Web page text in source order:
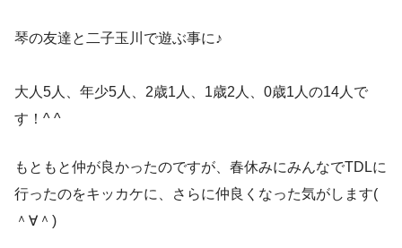
琴の友達と二子玉川で遊ぶ事に♪
大人5人、年少5人、2歳1人、1歳2人、0歳1人の14人で
す！^ ^
もともと仲が良かったのですが、春休みにみんなでTDLに
行ったのをキッカケに、さらに仲良くなった気がします(
＾∀＾)